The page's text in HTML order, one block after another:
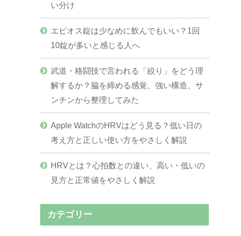
い分け
エビオス錠は少なめに飲んでもいい？1回
10錠が多いと感じる人へ
武道・格闘技で言われる「絞り」をどう理
解するか？脇を締める感覚、強い構造、サ
ンチンから整理してみた
Apple WatchのHRVはどう見る？低い日の
考え方と正しい使い方をやさしく解説
HRVとは？心拍数との違い、高い・低いの
見方と正常値をやさしく解説
カテゴリー